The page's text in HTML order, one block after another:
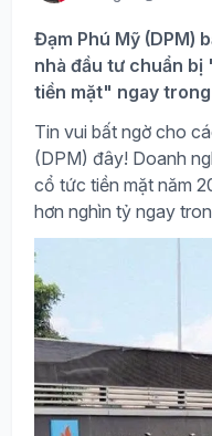
Đạm Phú Mỹ (DPM)
nhà đầu tư chuẩn
tiền mặt" ngay
Tin vui bất ngờ cho
(DPM) đây! Doanh
cổ tức tiền mặt năm
hơn nghìn tỷ ngay